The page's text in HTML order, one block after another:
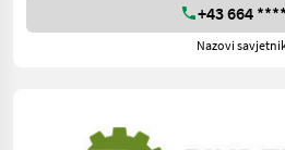
+43 664
Nazovi